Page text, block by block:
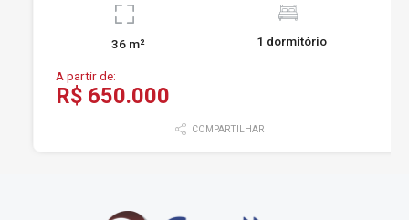
36 m² 1 dormitório
A partir de:
R$ 650.000
COMPARTILHAR